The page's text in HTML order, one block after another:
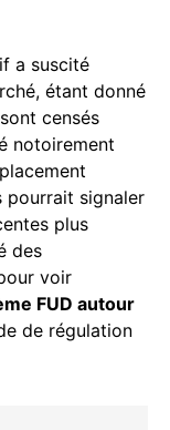
a suscité
étant donné
censés
notoirement
pourrait signaler
plus
des
voir
FUD autour
de régulation